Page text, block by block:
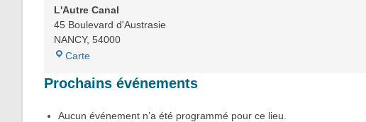
L'Autre Canal
45 Boulevard d'Austrasie
NANCY, 54000
Carte
Prochains événements
Aucun événement n’a été programmé pour ce lieu.